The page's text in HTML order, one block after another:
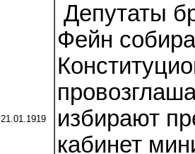
21.01.1919
Депутаты
Фейн
избирают
кабинет